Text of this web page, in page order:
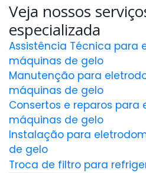
Veja nossos
especializada
Assistência Técnica para
máquinas de gelo
Manutenção para
máquinas de gelo
Consertos e reparos para
máquinas de gelo
Instalação para
de gelo
Troca de filtro para